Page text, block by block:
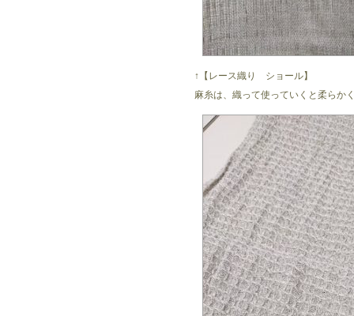
↑【レース織り ショール】
麻糸は、織って使っていくと柔らか